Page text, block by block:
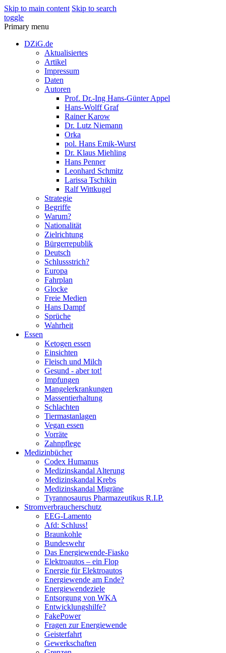
Skip to main content Skip to search
toggle
Primary menu
DZiG.de
Aktualisiertes
Artikel
Impressum
Daten
Autoren
Prof. Dr.-Ing Hans-Günter Appel
Hans-Wolff Graf
Rainer Karow
Dr. Lutz Niemann
Orka
pol. Hans Emik-Wurst
Dr. Klaus Miehling
Hans Penner
Leonhard Schmitz
Larissa Tschikin
Ralf Wittkugel
Strategie
Begriffe
Warum?
Nationalität
Zielrichtung
Bürgerrepublik
Deutsch
Schlussstrich?
Europa
Fahrplan
Glocke
Freie Medien
Hans Dampf
Sprüche
Wahrheit
Essen
Ketogen essen
Einsichten
Fleisch und Milch
Gesund - aber tot!
Impfungen
Mangelerkrankungen
Massentierhaltung
Schlachten
Tiermastanlagen
Vegan essen
Vorräte
Zahnpflege
Medizinbücher
Codex Humanus
Medizinskandal Alterung
Medizinskandal Krebs
Medizinskandal Migräne
Tyrannosaurus Pharmazeutikus R.I.P.
Stromverbraucherschutz
EEG-Lamento
Afd: Schluss!
Braunkohle
Bundeswehr
Das Energiewende-Fiasko
Elektroautos – ein Flop
Energie für Elektroautos
Energiewende am Ende?
Energiewendeziele
Entsorgung von WKA
Entwicklungshilfe?
FakePower
Fragen zur Energiewende
Geisterfahrt
Gewerkschaften